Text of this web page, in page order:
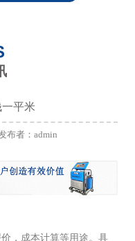
平米
布者：admin
，成本计算等用途。具